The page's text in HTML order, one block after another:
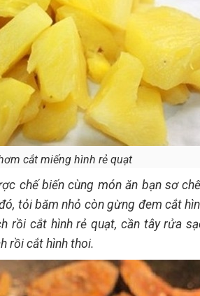
cắt miếng hình rẻ quạt
chế biến cùng món ăn bạn sơ
tỏi băm nhỏ còn gừng đem cắt
rồi cắt hình rẻ quạt, cần tây rửa
rồi cắt hình thoi.